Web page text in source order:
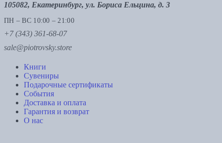
105082, Екатеринбург, ул. Бориса Ельцина, д. 3
ПН – ВС 10:00 – 21:00
+7 (343) 361-68-07
sale@piotrovsky.store
Книги
Сувениры
Подарочные сертификаты
События
Доставка и оплата
Гарантия и возврат
О нас